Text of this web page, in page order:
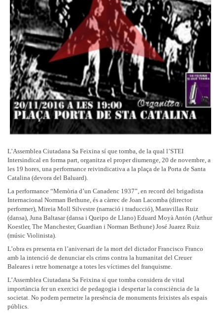
L’Assemblea Ciutadana Sa Feixina sí que tomba, de la qual l’STEI
Intersindical en forma part, organitza el proper diumenge, 20 de novembre, a
les 19 hores, una performance reivindicativa a la plaça de la Porta de Santa
Catalina (devora del Baluard).
La performance “Memòria d’un Canadenc 1937”, en record del brigadista
Internacional Norman Bethune, és a càrrec de Joan Lacomba (director
performer), Mireia Moll Silvestre (narració i traducció), Maravillas Ruiz
(dansa), Juna Baltasar (dansa i Queipo de Llano) Eduard Moyà Antón (Arthur
Koestler, The Manchester, Guardian i Norman Bethune) José Juarez Ruiz
(músic Violinista).
L’obra es presenta en l’aniversari de la mort del dictador Francisco Franco
amb la intenció de denunciar els crims contra la humanitat del Creuer
Baleares i retre homenatge a totes les víctimes del franquisme.
L’Assemblea Ciutadana Sa Feixina sí que tomba considera de vital
importància fer un exercici de pedagogia i despertar la consciència de la
societat. No podem permetre la presència de monuments feixistes als espais
públics.